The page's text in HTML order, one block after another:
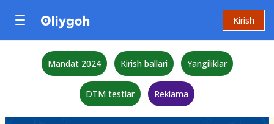
Kirish
Mandat 2024 Kirish ballari Yangiliklar
DTM testlar Reklama